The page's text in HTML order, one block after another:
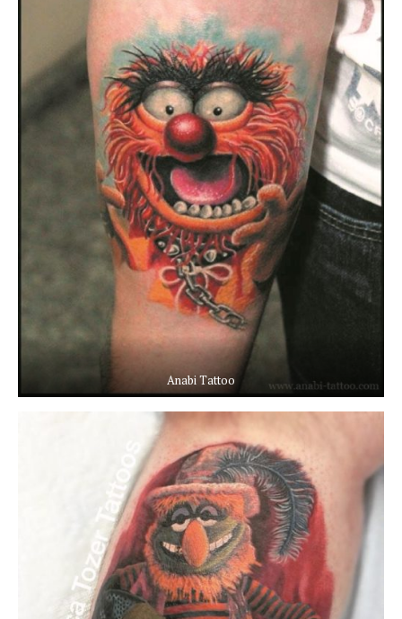
Anabi Tattoo